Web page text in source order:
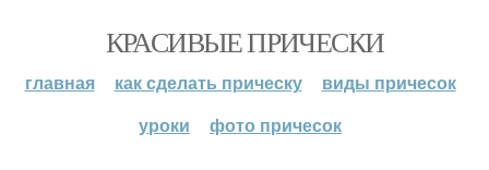
КРАСИВЫЕ ПРИЧЕСКИ
главная как сделать прическу
виды причесок
уроки
фото причесок